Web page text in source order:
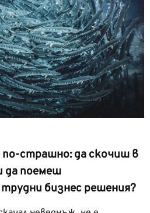
по-страшно: да скочиш в
да поемеш
бизнес решения?